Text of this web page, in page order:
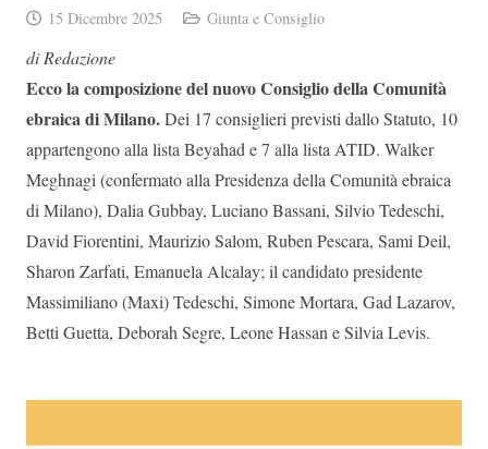
15 Dicembre 2025 Giunta e Consiglio
di Redazione
Ecco la composizione del nuovo Consiglio della Comunità
ebraica di Milano.Dei 17 consiglieri previsti dallo Statuto, 10
appartengono alla lista Beyahad e 7 alla lista ATID. Walker
Meghnagi (confermato alla Presidenza della Comunità ebraica
di Milano), Dalia Gubbay, Luciano Bassani, Silvio Tedeschi,
David Fiorentini, Maurizio Salom, Ruben Pescara, Sami Deil,
Sharon Zarfati, Emanuela Alcalay; il candidato presidente
Massimiliano (Maxi) Tedeschi, Simone Mortara, Gad Lazarov,
Betti Guetta, Deborah Segre, Leone Hassan e Silvia Levis.